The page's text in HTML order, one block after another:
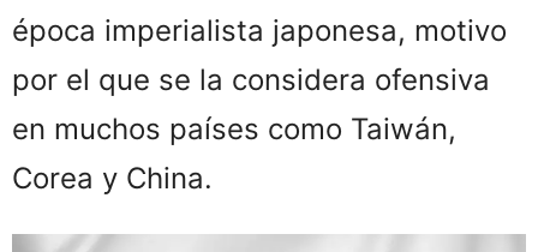
época imperialista japonesa, motivo
por el que se la considera ofensiva
en muchos países como Taiwán,
Corea y China.